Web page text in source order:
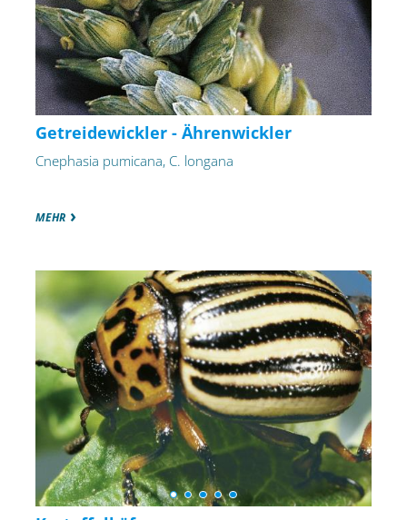
Getreidewickler - Ährenwickler
Cnephasia pumicana, C. longana
MEHR